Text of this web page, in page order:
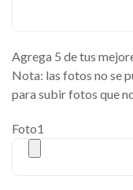
Agrega 5 de tus
Nota: las fotos no se
para subir fotos que
Foto1